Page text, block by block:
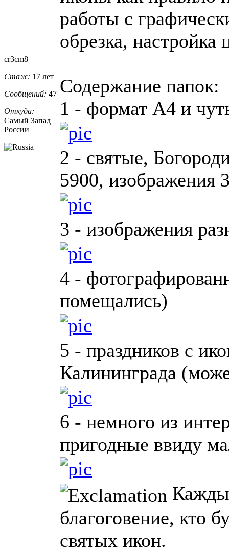
cr3cm8
Стаж: 17 лет
Сообщений: 47
Откуда:
Самый Запад
России
работы с
обрезка, настройка
Содержание папок:
1 - формат А4 и
2 - святые,
5900, изображения
3 - изображения
4 -
помещались)
5 - праздников с
Калининграда
6 - немного из
пригодные ввиду
благоговение, кто
святых икон.